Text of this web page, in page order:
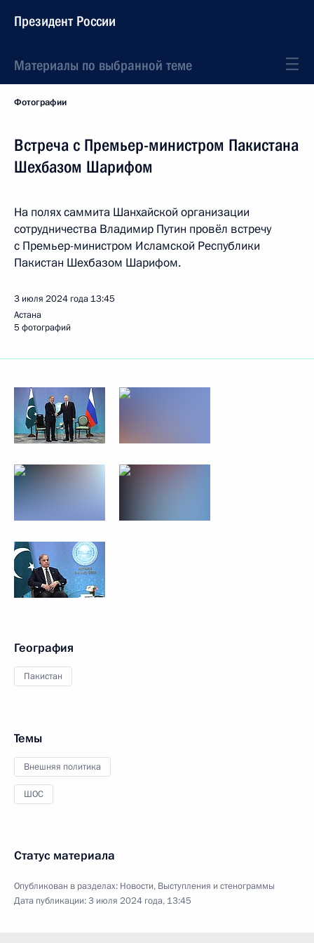
Президент России
Материалы по выбранной теме
Фотографии
Встреча с Премьер-министром Пакистана
Шехбазом Шарифом
На полях саммита Шанхайской организации
сотрудничества Владимир Путин провёл встречу
с Премьер-министром Исламской Республики
Пакистан Шехбазом Шарифом.
3 июля 2024 года 13:45
Астана
5 фотографий
География
Пакистан
Темы
Внешняя политика
ШОС
Статус материала
Опубликован в разделах: Новости, Выступления и стенограммы
Дата публикации:3 июля 2024 года, 13:45